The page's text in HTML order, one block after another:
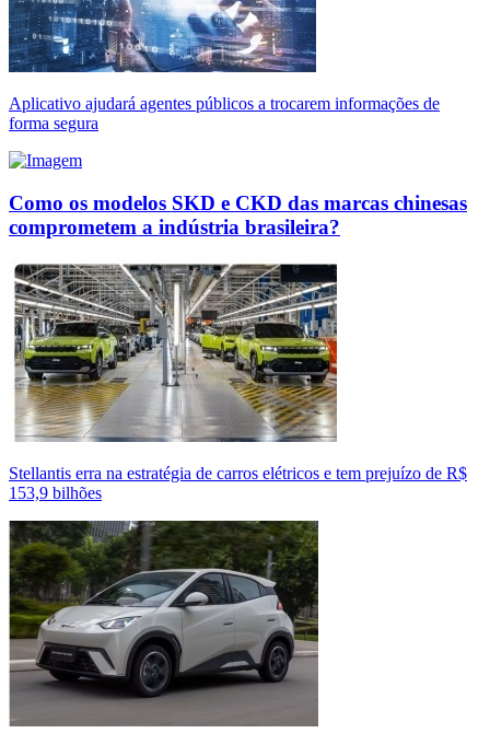
Aplicativo ajudará agentes públicos a trocarem informações de
forma segura
Como os modelos SKD e CKD das marcas chinesas
comprometem a indústria brasileira?
Stellantis erra na estratégia de carros elétricos e tem prejuízo de R$
153,9 bilhões